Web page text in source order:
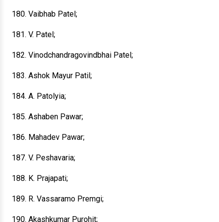
180. Vaibhab Patel;
181. V. Patel;
182. Vinodchandragovindbhai Patel;
183. Ashok Mayur Patil;
184. A. Patolyia;
185. Ashaben Pawar;
186. Mahadev Pawar;
187. V. Peshavaria;
188. K. Prajapati;
189. R. Vassaramo Premgi;
190. Akashkumar Purohit;